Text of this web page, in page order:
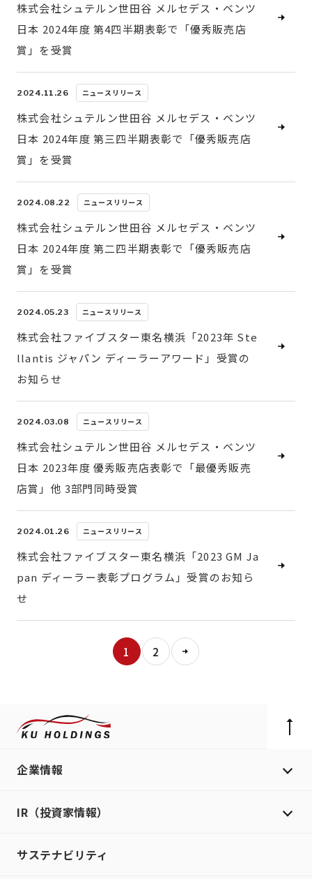
株式会社シュテルン世田谷 メルセデス・ベンツ
日本 2024年度 第4四半期表彰で「優秀販売店
賞」を受賞
2024.11.26 ニュースリリース
株式会社シュテルン世田谷 メルセデス・ベンツ
日本 2024年度 第三四半期表彰で「優秀販売店
賞」を受賞
2024.08.22 ニュースリリース
株式会社シュテルン世田谷 メルセデス・ベンツ
日本 2024年度 第二四半期表彰で「優秀販売店
賞」を受賞
2024.05.23 ニュースリリース
株式会社ファイブスター東名横浜「2023年 Ste
llantis ジャパン ディーラーアワード」受賞の
お知らせ
2024.03.08 ニュースリリース
株式会社シュテルン世田谷 メルセデス・ベンツ
日本 2023年度 優秀販売店表彰で「最優秀販売
店賞」他 3部門同時受賞
2024.01.26 ニュースリリース
株式会社ファイブスター東名横浜「2023 GM Ja
pan ディーラー表彰プログラム」受賞のお知ら
せ
1 2
企業情報
IR（投資家情報）
サステナビリティ